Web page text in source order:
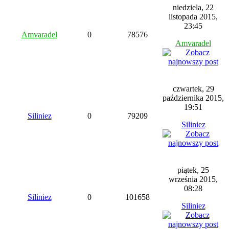
Amvaradel 0 78576
niedziela, 22
listopada 2015,
23:45
Amvaradel
Siliniez 0 79209
czwartek, 29
października 2015,
19:51
Siliniez
Siliniez 0 101658
piątek, 25
września 2015,
08:28
Siliniez